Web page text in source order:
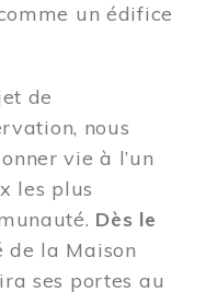
un édifice
de
nous
vie à l’un
les plus
Dès le
de la Maison
ses portes au